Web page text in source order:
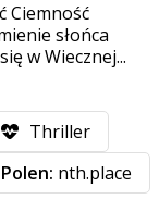
Ciemność
słońca
w Wiecznej...
Thriller
Polen: nth.place